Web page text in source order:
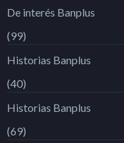
De interés Banplus
(99)
Historias Banplus
(40)
Historias Banplus
(69)